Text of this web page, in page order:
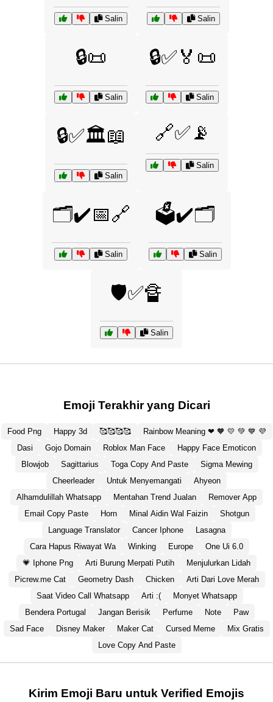
Salin Salin
🔒📜
Salin
🔒✅🏅📜
Salin
🔒✅🏛️📖
Salin
🔗✅📡
Salin
🗂️✔️📅🔗
Salin
🗳️✔️🗂️
Salin
🛡️✅🔏
Salin
Emoji Terakhir yang Dicari
Food Png Happy 3d 🥰🥰🥰🥰
Rainbow Meaning ❤ 🧡 💛 💚 💙 💜
Dasi
Gojo Domain Roblox Man Face
Happy Face Emoticon
Blowjob
Sagittarius Toga Copy And Paste
Sigma Mewing
Cheerleader
Untuk Menyemangati
Ahyeon
Alhamdulillah Whatsapp
Mentahan Trend Jualan
Remover App
Email Copy Paste
Horn Minal Aidin Wal Faizin
Shotgun
Language Translator
Cancer Iphone
Lasagna
Cara Hapus Riwayat Wa
Winking Europe
One Ui 6.0
💗 Iphone Png
Arti Burung Merpati Putih
Menjulurkan Lidah
Picrew.me Cat
Geometry Dash Chicken
Arti Dari Love Merah
Saat Video Call Whatsapp
Arti :(
Monyet Whatsapp
Bendera Portugal
Jangan Berisik Perfume Note
Paw
Sad Face
Disney Maker Maker Cat Cursed Meme
Mix Gratis
Love Copy And Paste
Kirim Emoji Baru untuk Verified Emojis